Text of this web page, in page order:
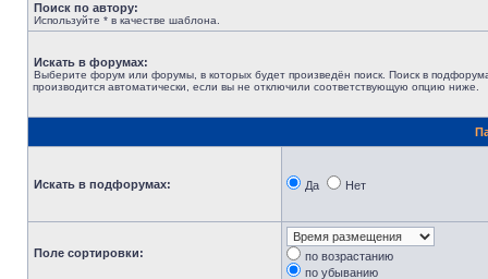
Поиск по автору:
Используйте * в качестве шаблона.
Искать в форумах:
Выберите форум или форумы, в которых будет произведён поиск. Поиск в
производится автоматически, если вы не отключили соответствующую опцию ниже.
Искать в подфорумах: Да Нет
Поле сортировки:
по возрастанию
по убыванию